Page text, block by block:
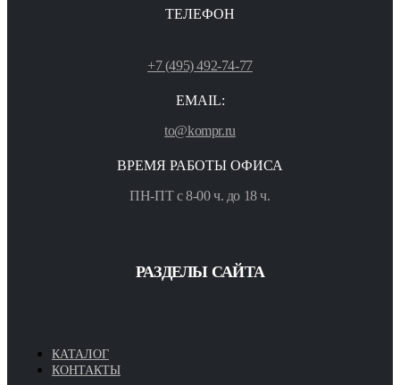
ТЕЛЕФОН
+7 (495) 492-74-77
EMAIL:
to@kompr.ru
ВРЕМЯ РАБОТЫ ОФИСА
ПН-ПТ с 8-00 ч. до 18 ч.
РАЗДЕЛЫ САЙТА
КАТАЛОГ
КОНТАКТЫ